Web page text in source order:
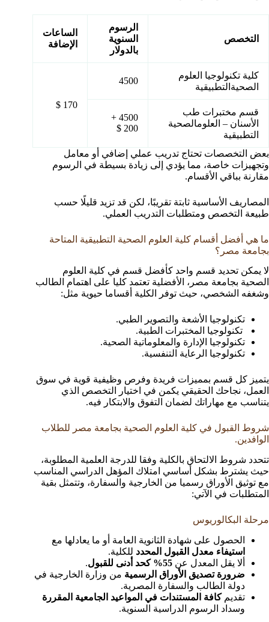
التخصص
الرسوم
السنوية
بالدولار
الساعات
الإضافة
كلية تكنولوجيا العلوم
الصحيةالتطبيقية
4500
170 $
قسم مختبرات طب
الأسنان – العلومالصحية
التطبيقية
4500 +
200 $
بعض التخصصات تحتاج تدريب عملي إضافي أو معامل
وتجهيزات خاصة، مما يؤدي إلى زيادة بسيطة في الرسوم
مقارنة بباقي الأقسام.
المصاريف الأساسية ثابتة تقريبًا، لكن قد تزيد قليلًا حسب
طبيعة التخصص ومتطلبات التدريب العملي.
ما هي أفضل أقسام كلية العلوم الصحية التطبيقية المتاحة
بجامعة مصر؟
لا يمكن تحديد قسم واحد كأفضل قسم في كلية العلوم
الصحية بجامعة مصر، الأفضلية تعتمد كليا على اهتمام الطالب
وشغفه الشخصي، حيث توفر الكلية أقساما حيوية مثل:
تكنولوجيا الأشعة والتصوير الطبي.
تكنولوجيا المختبرات الطبية.
تكنولوجيا الإدارة والمعلوماتية الصحية.
تكنولوجيا الرعاية التنفسية.
يتميز كل قسم بمميزات فريدة وفرص وظيفية قوية في سوق
العمل، نجاحك الحقيقي يكمن في اختيار التخصص الذي
يتناسب مع مهاراتك لضمان التفوق والابتكار فيه.
شروط القبول في كلية العلوم الصحية بجامعة مصر للطلاب
الوافدين.
تتحدد شروط الالتحاق بالكلية وفقا للدرجة العلمية المطلوبة،
حيث يشترط بشكل أساسي امتلاك المؤهل الدراسي المناسب
مع توثيق الأوراق رسميا من الخارجية والسفارة، وتتمثل بقية
المتطلبات في الآتي:
مرحلة البكالوريوس
الحصول على شهادة الثانوية العامة أو ما يعادلها مع
استيفاء معدل القبول المحدد للكلية.
ألا يقل المعدل عن
.
ضرورة تصديق الأوراق الرسمية من وزارة الخارجية في
دولة الطالب والسفارة المصرية.
تقديمكافة المستندات في المواعيد الجامعية المقررة
وسداد الرسوم الدراسية السنوية.